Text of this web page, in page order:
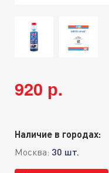
920 р.
Наличие в городах:
Москва: 30 шт.